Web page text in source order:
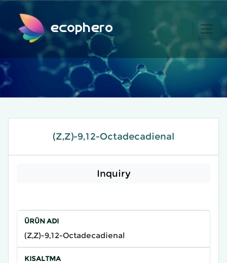
ecophero
(Z,Z)-9,12-Octadecadienal
Inquiry
ÜRÜN ADI
(Z,Z)-9,12-Octadecadienal
KISALTMA